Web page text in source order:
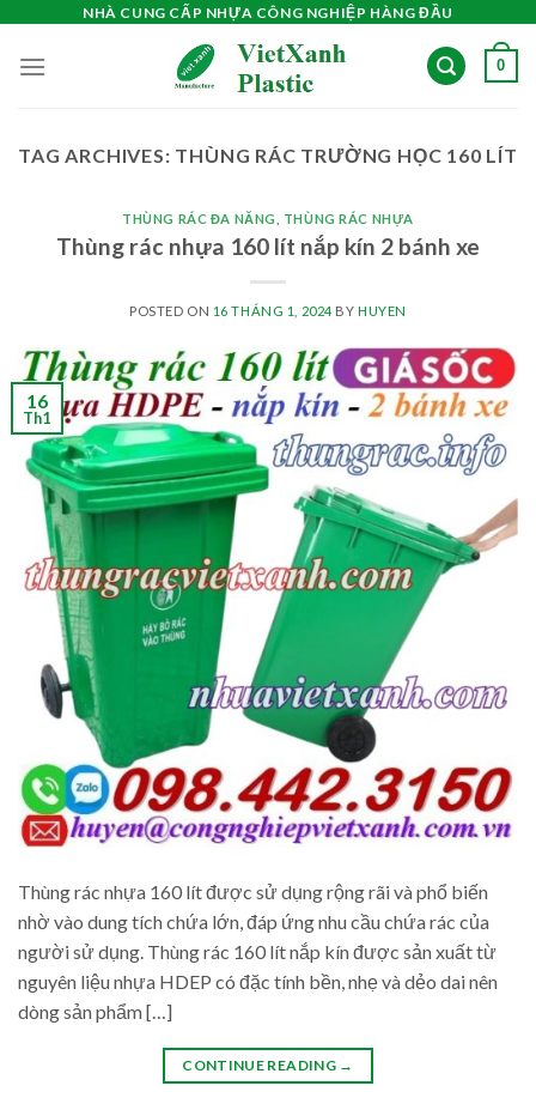
content
NHÀ CUNG CẤP NHỰA CÔNG NGHIỆP HÀNG ĐẦU
0
TAG ARCHIVES: THÙNG RÁC TRƯỜNG HỌC 160 LÍT
THÙNG RÁC ĐA NĂNG THÙNG RÁC NHỰA
Thùng rác nhựa 160 lít nắp kín 2 bánh xe
POSTED ON 16 THÁNG 1, 2024BY HUYEN
16
Th1
Thùng rác nhựa 160 lít được sử dụng rộng rãi và phổ biến
nhờ vào dung tích chứa lớn, đáp ứng nhu cầu chứa rác của
người sử dụng. Thùng rác 160 lít nắp kín được sản xuất từ
nguyên liệu nhựa HDEP có đặc tính bền, nhẹ và dẻo dai nên
dòng sản phẩm […]
CONTINUE READING →